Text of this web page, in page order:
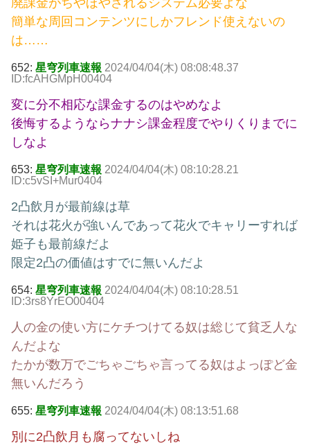
廃課金がちやほやされるシステム必要よな
簡単な周回コンテンツにしかフレンド使えないの
は……
652: 星穹列車速報 2024/04/04(木) 08:08:48.37
ID:fcAHGMpH00404
変に分不相応な課金するのはやめなよ
後悔するようならナナシ課金程度でやりくりまでに
しなよ
653: 星穹列車速報 2024/04/04(木) 08:10:28.21
ID:c5vSI+Mur0404
2凸飲月が最前線は草
それは花火が強いんであって花火でキャリーすれば
姫子も最前線だよ
限定2凸の価値はすでに無いんだよ
654: 星穹列車速報 2024/04/04(木) 08:10:28.51
ID:3rs8YrEO00404
人の金の使い方にケチつけてる奴は総じて貧乏人な
んだよな
たかが数万でごちゃごちゃ言ってる奴はよっぽど金
無いんだろう
655: 星穹列車速報 2024/04/04(木) 08:13:51.68
別に2凸飲月も腐ってないしね